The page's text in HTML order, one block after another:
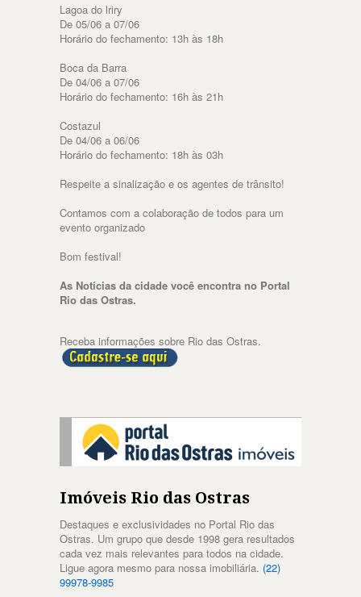
Lagoa do lriry
De 05/06 a 07/06
Horário do fechamento: 13h às 18h
Boca da Barra
De 04/06 a 07/06
Horário do fechamento: 16h às 21h
Costazul
De 04/06 a 06/06
Horário do fechamento: 18h às 03h
Respeite a sinalização e os agentes de trânsito!
Contamos com a colaboração de todos para um
evento organizado
Bom festival!
As Notícias da cidade você encontra no Portal
Rio das Ostras.
Receba informações sobre Rio das Ostras.
Imóveis Rio das Ostras
Destaques e exclusividades no Portal Rio das
Ostras. Um grupo que desde 1998 gera resultados
cada vez mais relevantes para todos na cidade.
Ligue agora mesmo para nossa imobiliária. (22)
99978-9985